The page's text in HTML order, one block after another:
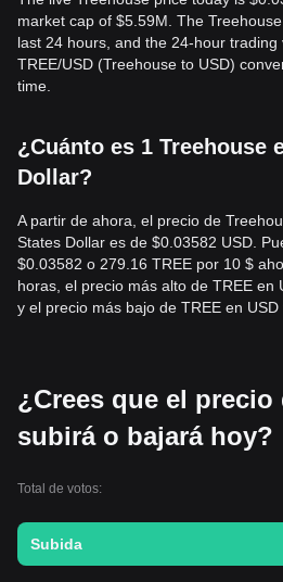
market cap of $5.59M. The
last 24 hours, and the 24-hour
TREE/USD (Treehouse to USD)
time.
¿Cuánto es 1 Treehouse
Dollar?
A partir de ahora, el precio de
States Dollar es de $0.03582 USD.
$0.03582 o 279.16 TREE por 10 $
horas, el precio más alto de TREE en
y el precio más bajo de TREE en USD
¿Crees que el precio
subirá o bajará hoy?
Total de votos:
Subida